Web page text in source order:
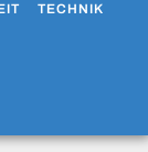
TECHNIK